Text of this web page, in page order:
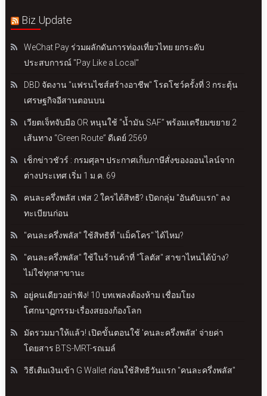
Biz Update
WeChat Pay ร่วมผลักดันการท่องเที่ยวไทย ยกระดับ
ประสบการณ์ "Pay Like a Local"
DBD จัดงาน "แฟรนไชส์สร้างอาชีพ" โรดโชว์ครั้งที่ 3 กระตุ้น
เศรษฐกิจอีสานตอนบน
เวียตเจ็ทจับมือ OR หนุนใช้ “น้ำมัน SAF” พร้อมเตรียมขยาย 2
เส้นทาง “Green Route” ดีเดย์ 2569
เช็กข่าวชัวร์ : กรมศุลฯ ประกาศเก็บภาษีสั่งของออนไลน์จาก
ต่างประเทศ เริ่ม 1 ม.ค. 69
คนละครึ่งพลัส เฟส 2 ใครได้สิทธิ? เปิดกลุ่ม "อันดับแรก" ลง
ทะเบียนก่อน
"คนละครึ่งพลัส" ใช้สิทธิที่ "แม็คโคร" ได้ไหม?
"คนละครึ่งพลัส" ใช้ในร้านค้าที่ "โลตัส" สาขาไหนได้บ้าง?
ไม่ใช่ทุกสาขานะ
อยู่คนเดียวอย่าฟัง! 10 บทเพลงต้องห้าม เชื่อมโยง
โศกนาฏกรรม-เรื่องสยองก้องโลก
มัดรวมมาให้แล้ว! เปิดขั้นตอนใช้ 'คนละครึ่งพลัส' จ่ายค่า
โดยสาร BTS-MRT-รถเมล์
วิธีเติมเงินเข้า G Wallet ก่อนใช้สิทธิวันแรก "คนละครึ่งพลัส"